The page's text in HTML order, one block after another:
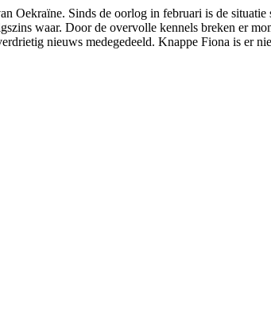
Oekraïne. Sinds de oorlog in februari is de
waar. Door de overvolle kennels breken er
nieuws medegedeeld. Knappe Fiona is er